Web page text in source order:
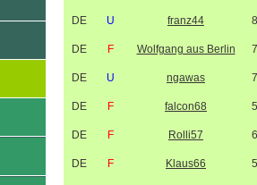
DE U franz44
DE F Wolfgang aus Berlin
DE U ngawas
DE F falcon68
DE F Rolli57
DE F Klaus66